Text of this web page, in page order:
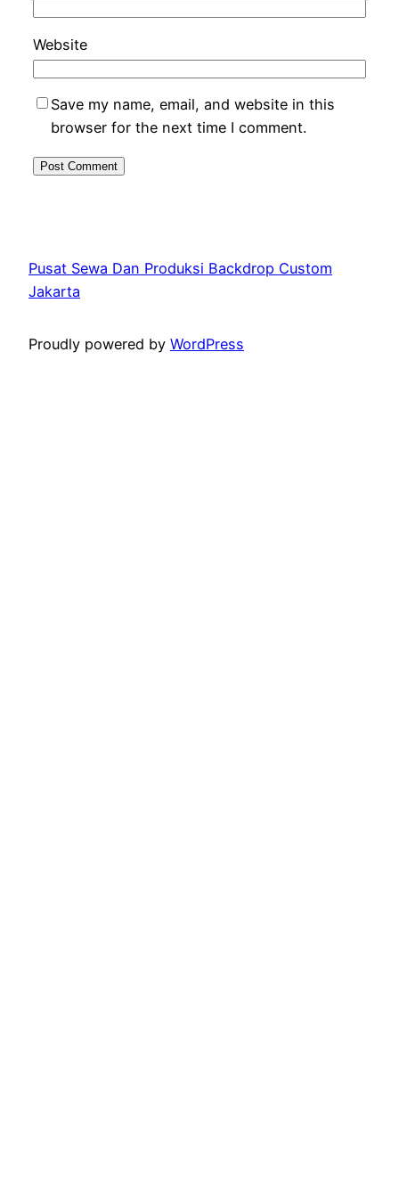
Website
Save my name, email, and website in this
browser for the next time I comment.
Pusat Sewa Dan Produksi Backdrop Custom
Jakarta
Proudly powered by WordPress